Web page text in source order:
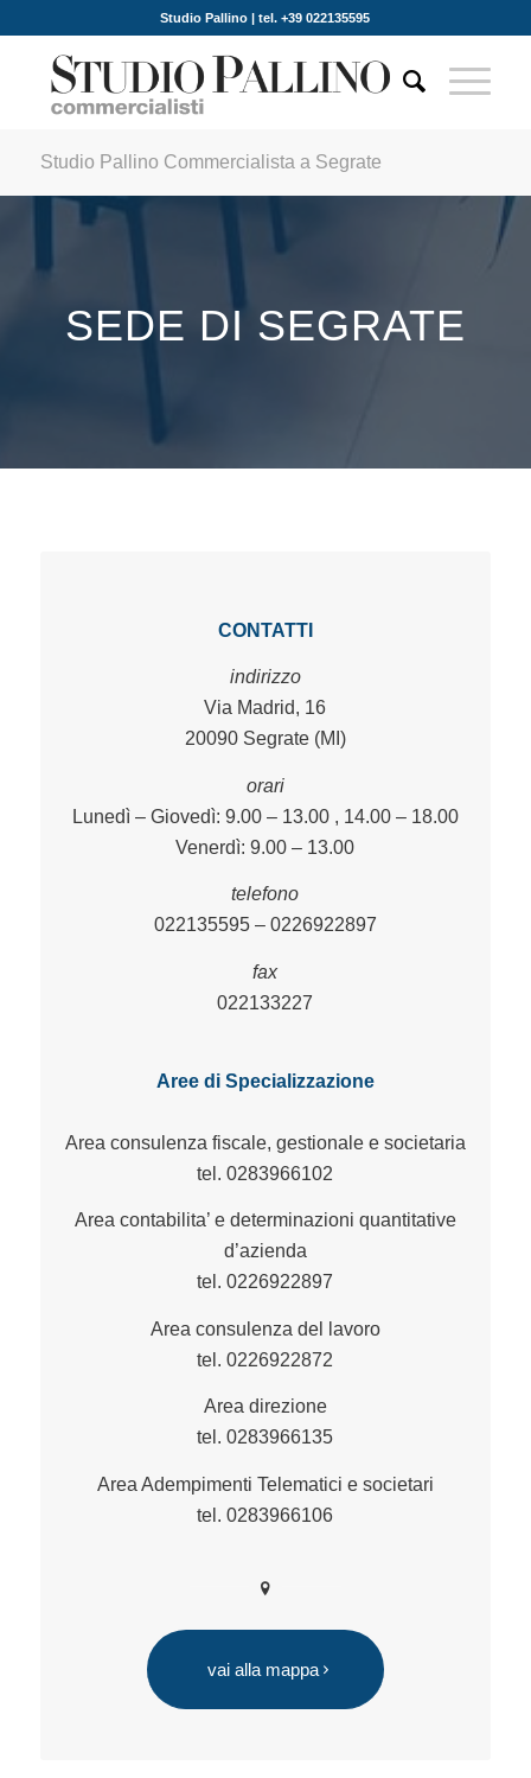
Studio Pallino | tel. +39 022135595
Studio Pallino Commercialista a Segrate
SEDE DI SEGRATE
CONTATTI
indirizzo
Via Madrid, 16
20090 Segrate (MI)
orari
Lunedì – Giovedì: 9.00 – 13.00 , 14.00 – 18.00
Venerdì: 9.00 – 13.00
telefono
022135595 – 0226922897
fax
022133227
Aree di Specializzazione
Area consulenza fiscale, gestionale e societaria
tel. 0283966102
Area contabilita’ e determinazioni quantitative
d’azienda
tel. 0226922897
Area consulenza del lavoro
tel. 0226922872
Area direzione
tel. 0283966135
Area Adempimenti Telematici e societari
tel. 0283966106
vai alla mappa